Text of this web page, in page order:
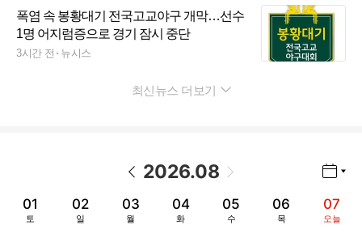
폭염 속 봉황대기 전국고교야구 개막…선수
1명 어지럼증으로 경기 잠시 중단
3시간 전 뉴시스
최신뉴스 더보기
2026.08
01
토
02
일
03
월
04
화
05
수
06
목
07
오늘